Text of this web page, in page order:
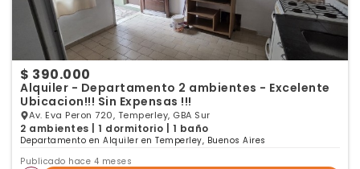
$ 390.000
Alquiler - Departamento 2 ambientes - Excelente
Ubicacion!!! Sin Expensas !!!
Av. Eva Peron 720, Temperley, GBA Sur
2 ambientes | 1 dormitorio | 1 baño
Departamento en Alquiler en Temperley, Buenos Aires
Publicado hace 4 meses